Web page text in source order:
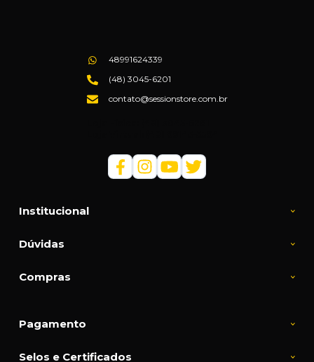
Institucional
Dúvidas
Compras
48991624339
(48) 3045-6201
contato@sessionstore.com.br
Pagamento
Selos e Certificados